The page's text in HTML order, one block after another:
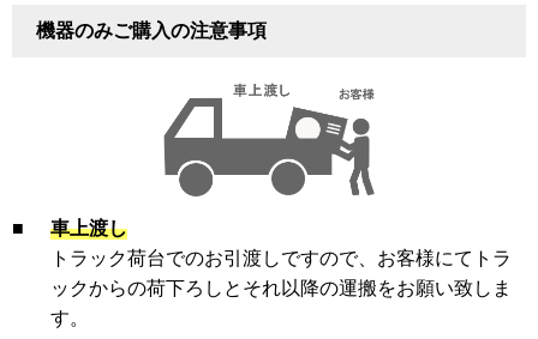
機器のみご購入の注意事項
■
車上渡し
トラック荷台でのお引渡しですので、お客様にてトラ
ックからの荷下ろしとそれ以降の運搬をお願い致しま
す。